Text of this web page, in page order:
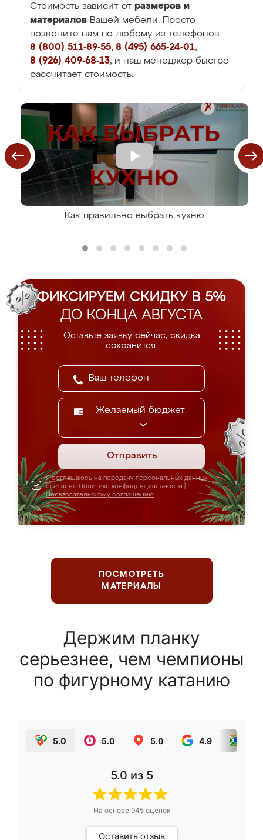
Стоимость зависит от размеров и
материалов Вашей мебели. Просто
позвоните нам по любому из телефонов:
8 (800) 511-89-55, 8 (495) 665-24-01,
8 (926) 409-68-13, и наш менеджер быстро
рассчитает стоимость.
Как правильно выбрать кухню
ФИКСИРУЕМ СКИДКУ В 5%
ДО КОНЦА АВГУСТА
Оставьте заявку сейчас, скидка
сохранится.
Желаемый бюджет
Отправить
Я соглашаюсь на передачу персональных данных
согласно Политике конфиденциальности
Пользовательскому соглашению
ПОСМОТРЕТЬ
МАТЕРИАЛЫ
Держим планку
серьезнее, чем чемпионы
по фигурному катанию
5.0 5.0 5.0 4.9
5.0 из 5
На основе 945оценок
Оставить отзыв